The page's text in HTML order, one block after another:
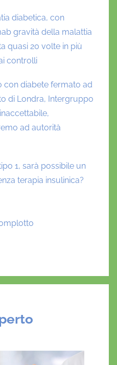
diabetica, con
gravità della malattia
quasi 20 volte in più
controlli
con diabete fermato ad
di Londra, Intergruppo
ad autorità
1, sarà possibile un
terapia insulinica?